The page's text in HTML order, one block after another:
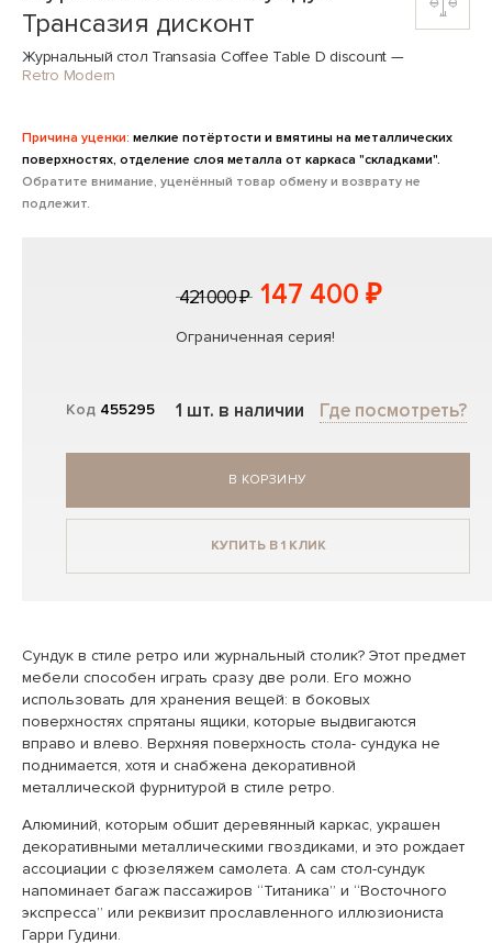
Трансазия дисконт
Журнальный стол Transasia Coffee Table D discount —
Retro Modern
Причина уценки: мелкие потёртости и вмятины на металлических
поверхностях, отделение слоя металла от каркаса "складками".
Обратите внимание, уценённый товар обмену и возврату не
подлежит.
Код 455295
421 000 ₽ 147 400 ₽
Ограниченная серия!
1 шт. в наличии Где посмотреть?
В КОРЗИНУ
КУПИТЬ В 1 КЛИК
Сундук в стиле ретро или журнальный столик? Этот предмет
мебели способен играть сразу две роли. Его можно
использовать для хранения вещей: в боковых
поверхностях спрятаны ящики, которые выдвигаются
вправо и влево. Верхняя поверхность стола- сундука не
поднимается, хотя и снабжена декоративной
металлической фурнитурой в стиле ретро.
Алюминий, которым обшит деревянный каркас, украшен
декоративными металлическими гвоздиками, и это рождает
ассоциации с фюзеляжем самолета. А сам стол-сундук
напоминает багаж пассажиров “Титаника” и “Восточного
экспресса” или реквизит прославленного иллюзиониста
Гарри Гудини.